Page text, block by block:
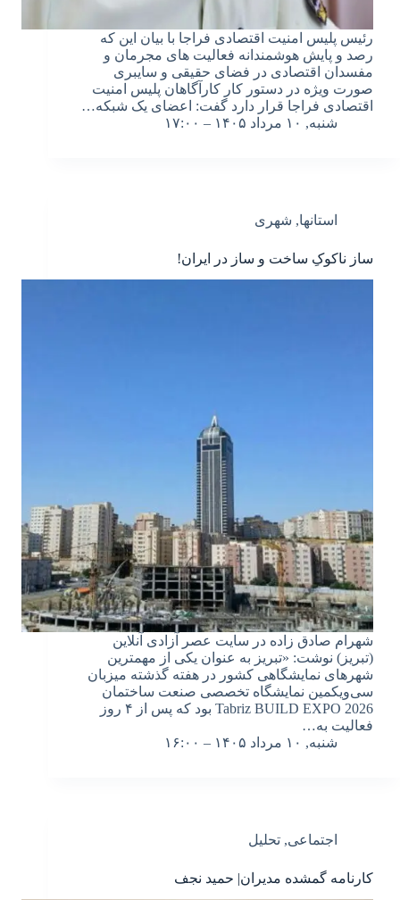
رئیس پلیس امنیت اقتصادی فراجا با بیان این که
رصد و پایش هوشمندانه فعالیت های مجرمان و
مفسدان اقتصادی در فضای حقیقی و سایبری
صورت ویژه در دستور کار کارآگاهان پلیس امنیت
اقتصادی فراجا قرار دارد گفت: اعضای یک شبکه…
شنبه, ۱۰ مرداد ۱۴۰۵ – ۱۷:۰۰
استانها, شهری
ساز ناکوکِ ساخت و ساز در ایران!
شهرام صادق زاده در سایت عصر آزادی آنلاین
(تبریز) نوشت: «تبریز به عنوان یکی از مهمترین
شهرهای نمایشگاهی کشور در هفته گذشته میزبان
سی‌ویکمین نمایشگاه تخصصی صنعت ساختمان
Tabriz BUILD EXPO 2026 بود که پس از ۴ روز
فعالیت به…
شنبه, ۱۰ مرداد ۱۴۰۵ – ۱۶:۰۰
اجتماعی, تحلیل
کارنامه گمشده مدیران| حمید نجف